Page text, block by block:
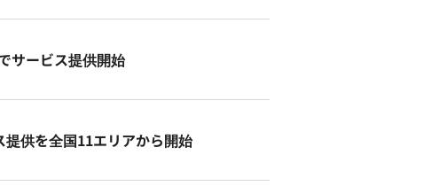
サービス提供開始
供を全国11エリアから開始